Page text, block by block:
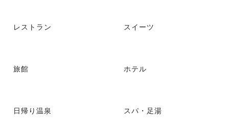
レストラン スイーツ
旅館 ホテル
日帰り温泉 スパ・足湯